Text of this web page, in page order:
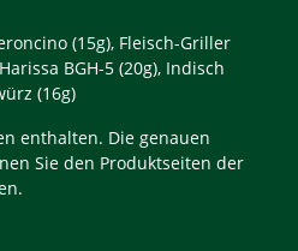
(15g), Fleisch-Griller
BGH-5 (20g), Indisch
(16g)
enthalten. Die genauen
Sie den Produktseiten der